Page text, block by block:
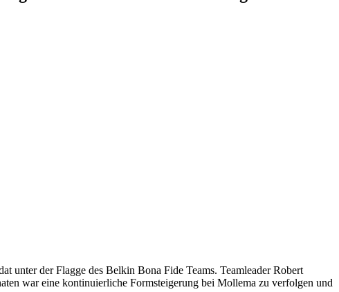
unter der Flagge des Belkin Bona Fide Teams. Teamleader Robert
war eine kontinuierliche Formsteigerung bei Mollema zu verfolgen und